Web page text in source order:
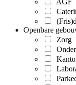
AGF
Openbare
Zorg